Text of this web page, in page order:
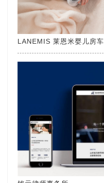
LANEMIS 莱恩米婴儿房车